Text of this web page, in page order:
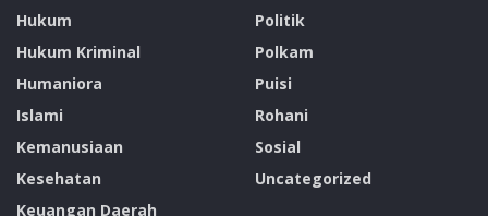
Hukum
Hukum Kriminal
Humaniora
Islami
Kemanusiaan
Kesehatan
Keuangan Daerah
Politik
Polkam
Puisi
Rohani
Sosial
Uncategorized